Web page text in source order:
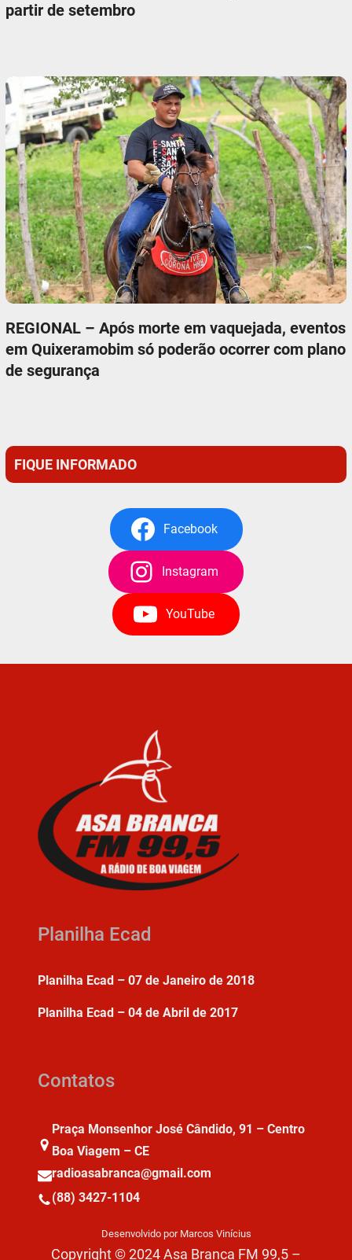
partir de setembro
REGIONAL – Após morte em vaquejada, eventos
em Quixeramobim só poderão ocorrer com plano
de segurança
FIQUE INFORMADO
Facebook
Instagram
YouTube
Planilha Ecad
Planilha Ecad – 07 de Janeiro de 2018
Planilha Ecad – 04 de Abril de 2017
Contatos
Praça Monsenhor José Cândido, 91 – Centro
Boa Viagem – CE
radioasabranca@gmail.com
(88) 3427-1104
Desenvolvido por Marcos Vinícius
Copyright © 2024 Asa Branca FM 99,5 –